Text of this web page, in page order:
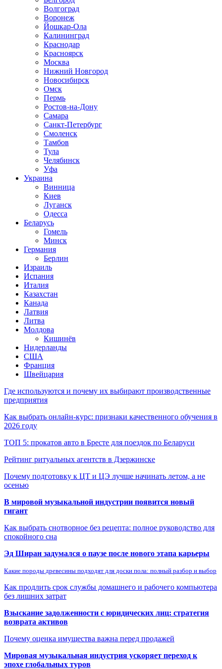
Волгоград
Воронеж
Йошкар-Ола
Калининград
Краснодар
Красноярск
Москва
Нижний Новгород
Новосибирск
Омск
Пермь
Ростов-на-Дону
Самара
Санкт-Петербург
Смоленск
Тамбов
Тула
Челябинск
Уфа
Украина
Винница
Киев
Луганск
Одесса
Беларусь
Гомель
Минск
Германия
Берлин
Израиль
Испания
Италия
Казахстан
Канада
Латвия
Литва
Молдова
Кишинёв
Нидерланды
США
Франция
Швейцария
Где используются и почему их выбирают производственные
предприятия
Как выбрать онлайн-курс: признаки качественного обучения в
2026 году
ТОП 5: прокатов авто в Бресте для поездок по Беларуси
Рейтинг ритуальных агентств в Дзержинске
Почему подготовку к ЦТ и ЦЭ лучше начинать летом, а не
осенью
В мировой музыкальной индустрии появится новый
гигант
Как выбрать снотворное без рецепта: полное руководство для
спокойного сна
Эд Ширан задумался о паузе после нового этапа карьеры
Какие породы древесины подходят для доски пола: полный разбор и выбор
Как продлить срок службы домашнего и рабочего компьютера
без лишних затрат
Взыскание задолженности с юридических лиц: стратегия
возврата активов
Почему оценка имущества важна перед продажей
Мировая музыкальная индустрия ускоряет переход к
эпохе глобальных туров